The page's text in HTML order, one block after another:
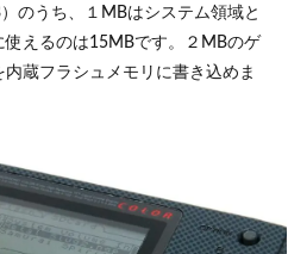
のうち、１MBはシステム領域と
使えるのは15MBです。２MBのゲ
蔵フラシュメモリに書き込めま